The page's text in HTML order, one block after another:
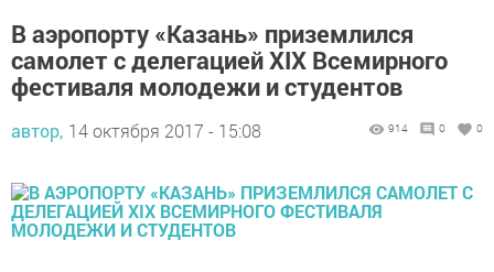
В аэропорту «Казань» приземлился
самолет с делегацией XIX Всемирного
фестиваля молодежи и студентов
автор, 14 октября 2017 - 15:08 914 0 0